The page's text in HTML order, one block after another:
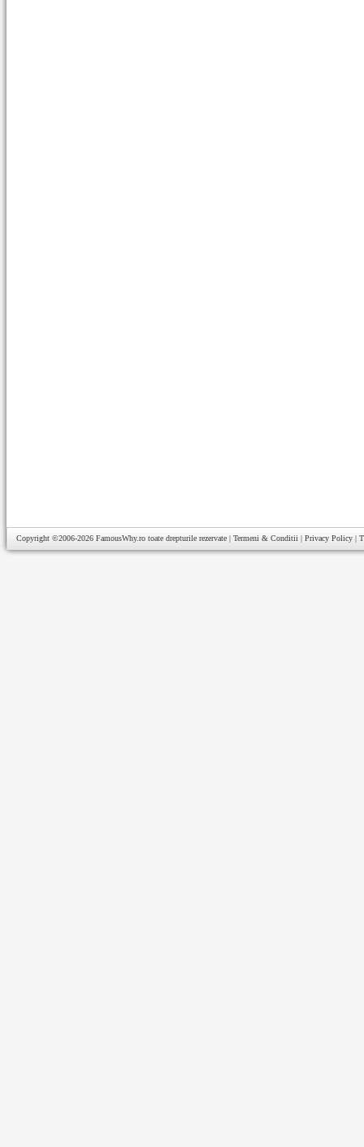
Copyright ©2006-2026 FamousWhy.ro toate drepturile rezervate | Termeni & Conditii | Privacy Policy |